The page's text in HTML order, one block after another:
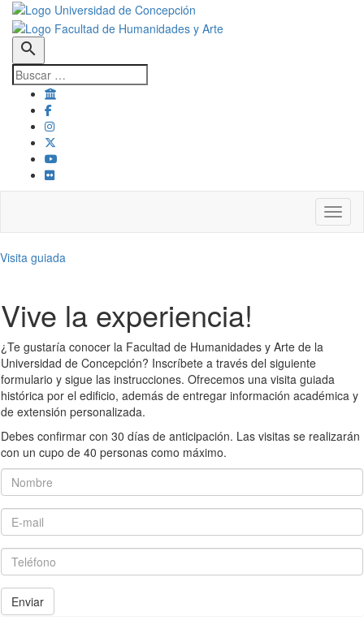
search
Visita guiada
Vive la experiencia!
¿Te gustaría conocer la Facultad de Humanidades y Arte de la
Universidad de Concepción? Inscríbete a través del siguiente
formulario y sigue las instrucciones. Ofrecemos una visita guiada
histórica por el edificio, además de entregar información académica y
de extensión personalizada.
Debes confirmar con 30 días de anticipación. Las visitas se realizarán
con un cupo de 40 personas como máximo.
Nombre
E-mail
Teléfono
Enviar